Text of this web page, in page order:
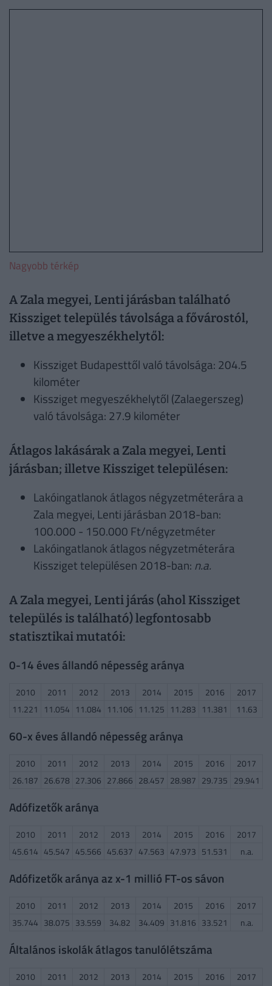
Nagyobb térkép
A Zala megyei, Lenti járásban található
Kissziget település távolsága a fővárostól,
illetve a megyeszékhelytől:
Kissziget Budapesttől való távolsága: 204.5
kilométer
Kissziget megyeszékhelytől (Zalaegerszeg)
való távolsága: 27.9 kilométer
Átlagos lakásárak a Zala megyei, Lenti
járásban; illetve Kissziget településen:
Lakóingatlanok átlagos négyzetméterára a
Zala megyei, Lenti járásban 2018-ban:
100.000 - 150.000 Ft/négyzetméter
Lakóingatlanok átlagos négyzetméterára
Kissziget településen 2018-ban: n.a.
A Zala megyei, Lenti járás (ahol Kissziget
település is található) legfontosabb
statisztikai mutatói:
0-14 éves állandó népesség aránya
2010 2011 2012 2013 2014 2015 2016
2017
11.221
11.054 11.084 11.106 11.125 11.283 11.381 11.63
60-x éves állandó népesség aránya
2010 2011 2012 2013 2014 2015 2016
2017
26.187 26.678 27.306 27.866 28.457 28.987 29.735 29.941
Adófizetők aránya
2010 2011 2012 2013 2014 2015 2016
2017
45.614 45.547 45.566 45.637 47.563 47.973 51.531 n.a.
Adófizetők aránya az x-1 millió FT-os sávon
2010 2011 2012 2013 2014 2015 2016
2017
35.744 38.075 33.559 34.82 34.409 31.816 33.521 n.a.
Általános iskolák átlagos tanulólétszáma
2010 2011 2012 2013 2014 2015 2016
2017